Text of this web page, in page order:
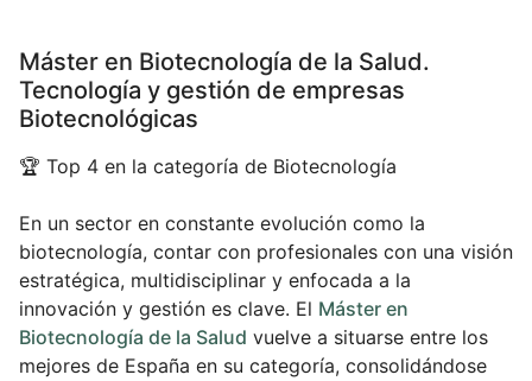
Máster en Biotecnología de la Salud.
Tecnología y gestión de empresas
Biotecnológicas
🏆 Top 4 en la categoría de Biotecnología
En un sector en constante evolución como la
biotecnología, contar con profesionales con una visión
estratégica, multidisciplinar y enfocada a la
innovación y gestión es clave. El Máster en
Biotecnología de la Salud vuelve a situarse entre los
mejores de España en su categoría, consolidándose